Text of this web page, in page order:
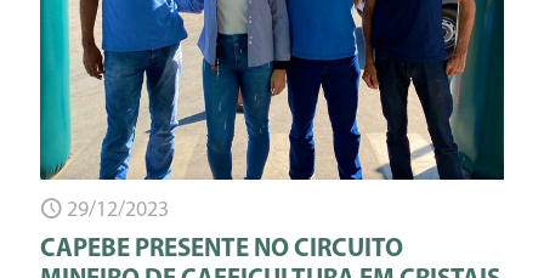
29/12/2023
CAPEBE PRESENTE NO CIRCUITO